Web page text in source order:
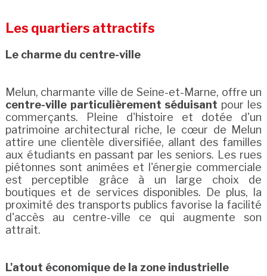
Les quartiers attractifs
Le charme du centre-ville
Melun, charmante ville de Seine-et-Marne, offre un
centre-ville particulièrement séduisant pour les
commerçants. Pleine d'histoire et dotée d'un
patrimoine architectural riche, le cœur de Melun
attire une clientèle diversifiée, allant des familles
aux étudiants en passant par les seniors. Les rues
piétonnes sont animées et l'énergie commerciale
est perceptible grâce à un large choix de
boutiques et de services disponibles. De plus, la
proximité des transports publics favorise la facilité
d'accès au centre-ville ce qui augmente son
attrait.
L'atout économique de la zone industrielle